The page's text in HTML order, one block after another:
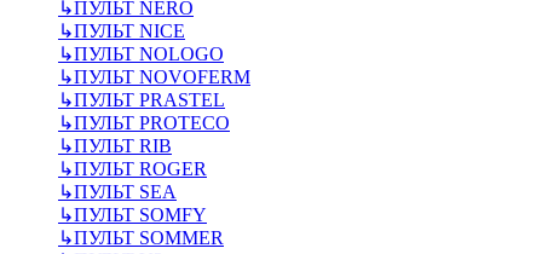
↳ПУЛЬТ NERO
↳ПУЛЬТ NICE
↳ПУЛЬТ NOLOGO
↳ПУЛЬТ NOVOFERM
↳ПУЛЬТ PRASTEL
↳ПУЛЬТ PROTECO
↳ПУЛЬТ RIB
↳ПУЛЬТ ROGER
↳ПУЛЬТ SEA
↳ПУЛЬТ SOMFY
↳ПУЛЬТ SOMMER